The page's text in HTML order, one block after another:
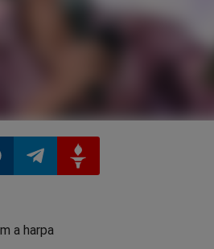
no
a harpa